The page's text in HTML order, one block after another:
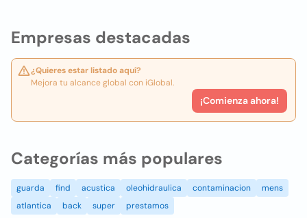
Empresas destacadas
¿Quieres estar listado aquí?
Mejora tu alcance global con iGlobal.
¡Comienza ahora!
Categorías más populares
guarda find acustica oleohidraulica contaminacion
mens
atlantica
back super prestamos